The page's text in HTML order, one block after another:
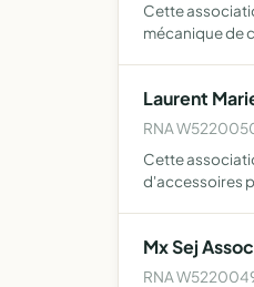
Cette
mécanique de
Laurent
RNA
Cette
d'accessoires
Mx Sej
RNA